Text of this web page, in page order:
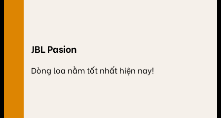
JBL Pasion
Dòng loa nằm tốt nhất hiện nay!